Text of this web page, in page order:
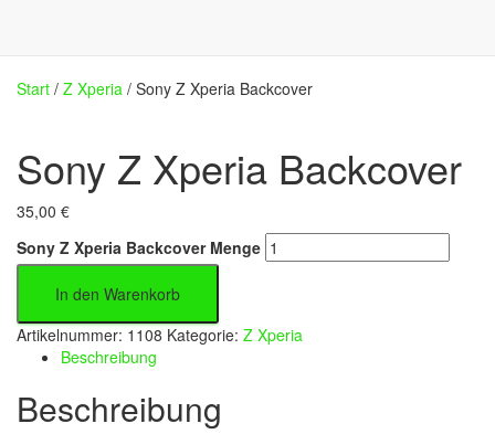
Start / Z Xperia / Sony Z Xperia Backcover
Sony Z Xperia Backcover
35,00 €
Sony Z Xperia Backcover Menge
In den Warenkorb
Artikelnummer: 1108 Kategorie: Z Xperia
Beschreibung
Beschreibung